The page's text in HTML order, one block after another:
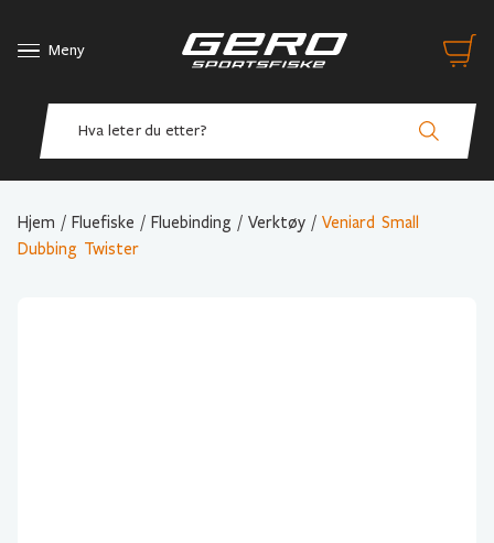
Meny
Hjem / Fluefiske / Fluebinding / Verktøy / Veniard Small
Dubbing Twister